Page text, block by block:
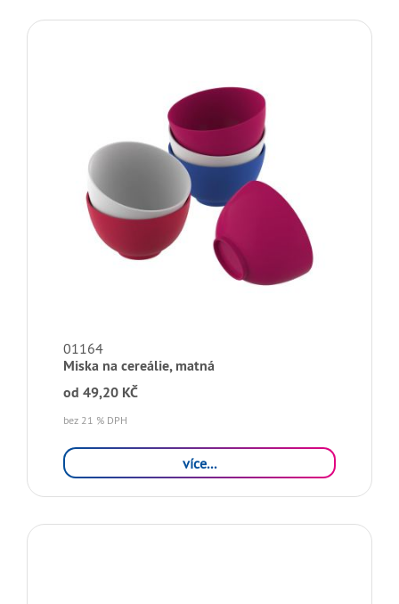
01164
Miska na cereálie, matná
od 49,20 KČ
bez 21 % DPH
více...